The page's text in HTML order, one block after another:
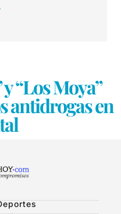
“Los Moya”
antidrogas en